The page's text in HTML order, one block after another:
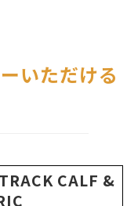
いただける
CALF &